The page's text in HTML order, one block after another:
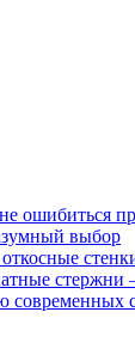
ошибиться
выбор
современных